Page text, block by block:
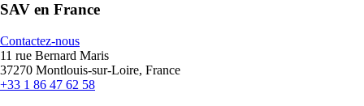
SAV en France
Contactez-nous
11 rue Bernard Maris
37270 Montlouis-sur-Loire, France
+33 1 86 47 62 58